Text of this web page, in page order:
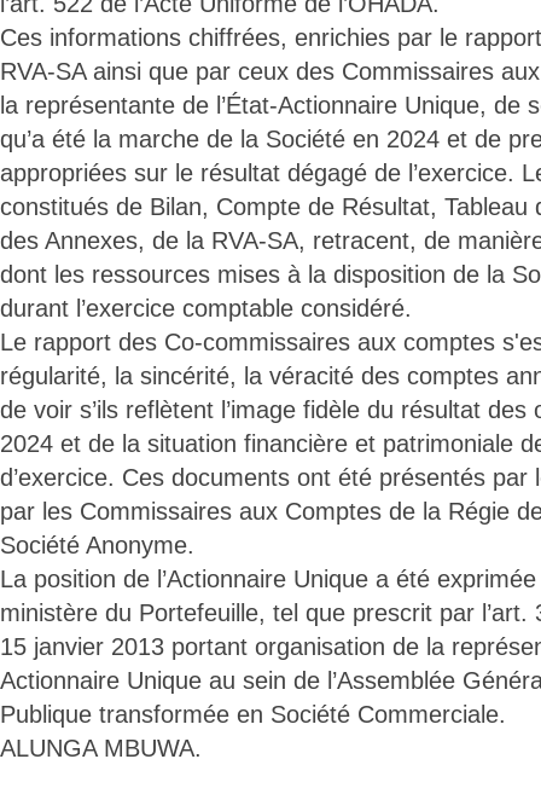
Ces informations chiffrées, enrichies par le
RVA-SA ainsi que par ceux des Commissaires
la représentante de l’État-Actionnaire Unique, de
qu’a été la marche de la Société en 2024 et de
appropriées sur le résultat dégagé de l’exercice.
constitués de Bilan, Compte de Résultat, Tableau
des Annexes, de la RVA-SA, retracent, de
dont les ressources mises à la disposition de la
durant l’exercice comptable considéré.
Le rapport des Co-commissaires aux comptes
régularité, la sincérité, la véracité des comptes
de voir s’ils reflètent l’image fidèle du résultat des
2024 et de la situation financière et patrimoniale
d’exercice. Ces documents ont été présentés par
par les Commissaires aux Comptes de la Régie
Société Anonyme.
La position de l’Actionnaire Unique a été
ministère du Portefeuille, tel que prescrit par
15 janvier 2013 portant organisation de la
Actionnaire Unique au sein de l’Assemblée
Publique transformée en Société Commerciale.
ALUNGA MBUWA.